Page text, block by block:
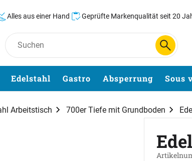
Alles aus einer Hand Geprüfte Markenqualität seit 20
Edelstahl Gastro Absperrung Sous
Arbeitstisch 700er Tiefe mit Grundboden